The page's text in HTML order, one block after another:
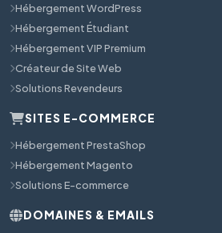
Hébergement WordPress
Hébergement Étudiant
Hébergement VIP Premium
Créateur de Site Web
Solutions Revendeurs
SITES E-COMMERCE
Hébergement PrestaShop
Hébergement Magento
Solutions E-commerce
DOMAINES & EMAILS